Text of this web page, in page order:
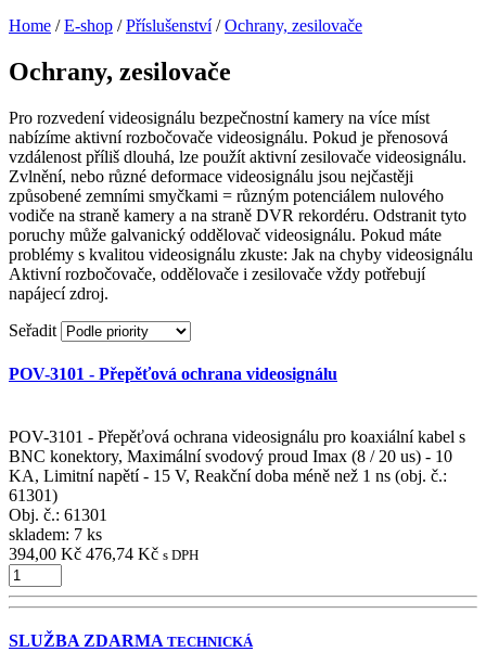
Home / E-shop / Příslušenství / Ochrany, zesilovače
Ochrany, zesilovače
Pro rozvedení videosignálu bezpečnostní kamery na více míst
nabízíme aktivní rozbočovače videosignálu. Pokud je přenosová
vzdálenost příliš dlouhá, lze použít aktivní zesilovače videosignálu.
Zvlnění, nebo různé deformace videosignálu jsou nejčastěji
způsobené zemními smyčkami = různým potenciálem nulového
vodiče na straně kamery a na straně DVR rekordéru. Odstranit tyto
poruchy může galvanický oddělovač videosignálu. Pokud máte
problémy s kvalitou videosignálu zkuste: Jak na chyby videosignálu
Aktivní rozbočovače, oddělovače i zesilovače vždy potřebují
napájecí zdroj.
Seřadit
POV-3101 - Přepěťová ochrana videosignálu
POV-3101 - Přepěťová ochrana videosignálu pro koaxiální kabel s
BNC konektory, Maximální svodový proud Imax (8 / 20 us) - 10
KA, Limitní napětí - 15 V, Reakční doba méně než 1 ns (obj. č.:
61301)
Obj. č.: 61301
skladem: 7 ks
394,00 Kč 476,74 Kč s DPH
SLUŽBA ZDARMA TECHNICKÁ